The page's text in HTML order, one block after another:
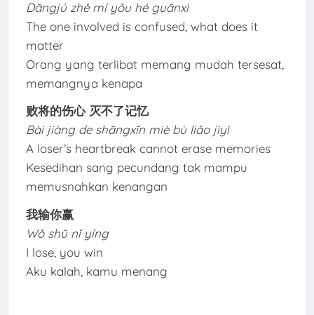
Dāngjú zhě mí yǒu hé guānxì
The one involved is confused, what does it
matter
Orang yang terlibat memang mudah tersesat,
memangnya kenapa
败将的伤心 灭不了记忆
Bài jiàng de shāngxīn miè bù liǎo jìyì
A loser’s heartbreak cannot erase memories
Kesedihan sang pecundang tak mampu
memusnahkan kenangan
我输你赢
Wǒ shū nǐ yíng
I lose, you win
Aku kalah, kamu menang